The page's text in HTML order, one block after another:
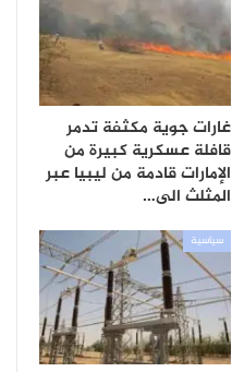
غارات جوية مكثفة تدمر
قافلة عسكرية كبيرة من
الإمارات قادمة من ليبيا عبر
المثلث الى…
سياسية